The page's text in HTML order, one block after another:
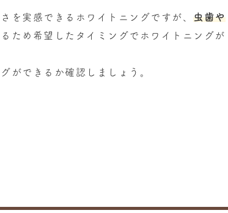
を実感できるホワイトニングですが、 虫歯や
ため希望したタイミングでホワイトニングが
ができるか確認しましょう。